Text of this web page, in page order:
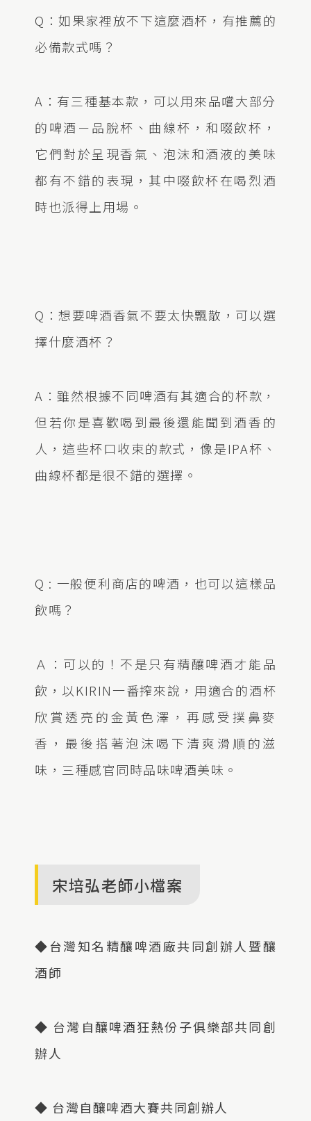
Q：如果家裡放不下這麼酒杯，有推薦的
必備款式嗎？
A：有三種基本款，可以用來品嚐大部分
的啤酒－品脫杯、曲線杯，和啜飲杯，
它們對於呈現香氣、泡沫和酒液的美味
都有不錯的表現，其中啜飲杯在喝烈酒
時也派得上用場。
Q：想要啤酒香氣不要太快飄散，可以選
擇什麼酒杯？
A：雖然根據不同啤酒有其適合的杯款，
但若你是喜歡喝到最後還能聞到酒香的
人，這些杯口收束的款式，像是IPA杯、
曲線杯都是很不錯的選擇。
Q : 一般便利商店的啤酒，也可以這樣品
飲嗎？
Ａ：可以的！不是只有精釀啤酒才能品
飲，以KIRIN一番搾來說，用適合的酒杯
欣賞透亮的金黃色澤，再感受撲鼻麥
香，最後搭著泡沫喝下清爽滑順的滋
味，三種感官同時品味啤酒美味。
宋培弘老師小檔案
◆台灣知名精釀啤酒廠共同創辦人暨釀
酒師
◆ 台灣自釀啤酒狂熱份子俱樂部共同創
辦人
◆ 台灣自釀啤酒大賽共同創辦人